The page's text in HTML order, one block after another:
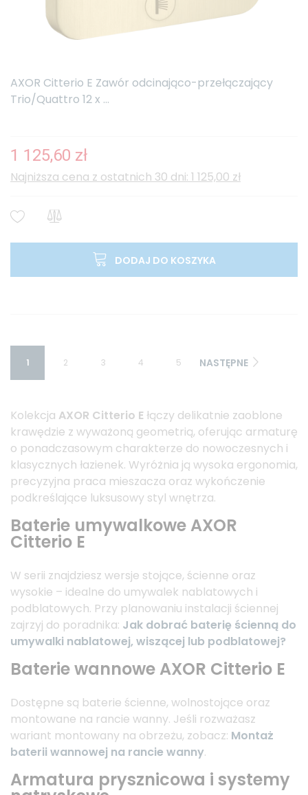
AXOR Citterio E Zawór odcinająco-przełączający
Trio/Quattro 12 x ...
1 125,60 zł
Najniższa cena z ostatnich 30 dni: 1 125,00 zł
DODAJ DO KOSZYKA
1 2 3 4 5 NASTĘPNE
Kolekcja AXOR Citterio E łączy delikatnie zaoblone
krawędzie z wyważoną geometrią, oferując armaturę
o ponadczasowym charakterze do nowoczesnych i
klasycznych łazienek. Wyróżnia ją wysoka ergonomia,
precyzyjna praca mieszacza oraz wykończenie
podkreślające luksusowy styl wnętrza.
Baterie umywalkowe AXOR
Citterio E
W serii znajdziesz wersje stojące, ścienne oraz
wysokie – idealne do umywalek nablatowych i
podblatowych. Przy planowaniu instalacji ściennej
zajrzyj do poradnika: Jak dobrać baterię ścienną do
umywalki nablatowej, wiszącej lub podblatowej?
Baterie wannowe AXOR Citterio E
Dostępne są baterie ścienne, wolnostojące oraz
montowane na rancie wanny. Jeśli rozważasz
wariant montowany na obrzeżu, zobacz: Montaż
baterii wannowej na rancie wanny.
Armatura prysznicowa i systemy